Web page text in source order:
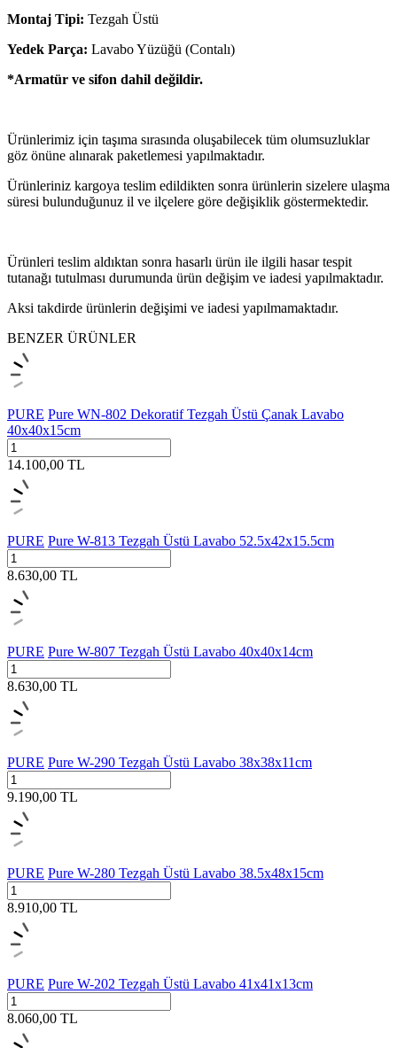
Montaj Tipi: Tezgah Üstü
Yedek Parça: Lavabo Yüzüğü (Contalı)
*Armatür ve sifon dahil değildir.
Ürünlerimiz için taşıma sırasında oluşabilecek tüm olumsuzluklar
göz önüne alınarak paketlemesi yapılmaktadır.
Ürünleriniz kargoya teslim edildikten sonra ürünlerin sizelere ulaşma
süresi bulunduğunuz il ve ilçelere göre değişiklik göstermektedir.
Ürünleri teslim aldıktan sonra hasarlı ürün ile ilgili hasar tespit
tutanağı tutulması durumunda ürün değişim ve iadesi yapılmaktadır.
Aksi takdirde ürünlerin değişimi ve iadesi yapılmamaktadır.
BENZER ÜRÜNLER
PURE Pure WN-802 Dekoratif Tezgah Üstü Çanak Lavabo
40x40x15cm
14.100,00 TL
PURE Pure W-813 Tezgah Üstü Lavabo 52.5x42x15.5cm
8.630,00 TL
PURE Pure W-807 Tezgah Üstü Lavabo 40x40x14cm
8.630,00 TL
PURE Pure W-290 Tezgah Üstü Lavabo 38x38x11cm
9.190,00 TL
PURE Pure W-280 Tezgah Üstü Lavabo 38.5x48x15cm
8.910,00 TL
PURE Pure W-202 Tezgah Üstü Lavabo 41x41x13cm
8.060,00 TL